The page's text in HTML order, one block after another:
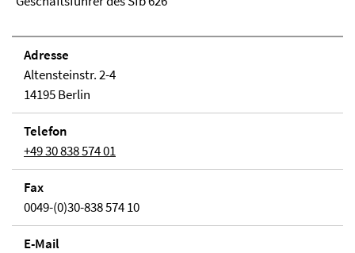
Adresse
Altensteinstr. 2-4
14195 Berlin
Telefon
+49 30 838 574 01
Fax
0049-(0)30-838 574 10
E-Mail